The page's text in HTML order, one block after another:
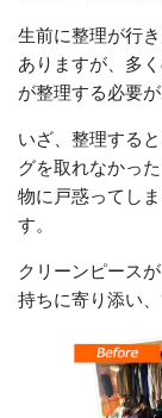
生前に整理が行
ありますが、多
が整理する必要が
いざ、整理する
グを取れなかっ
物に戸惑ってし
す。
クリーンピース
持ちに寄り添い